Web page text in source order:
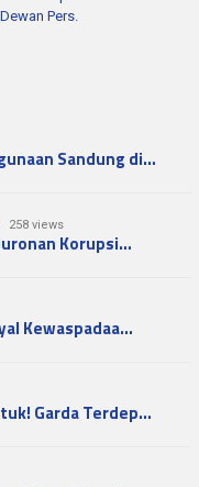
Pers.
Sandung di…
258 views
Korupsi…
Kewaspadaa…
Garda Terdep…